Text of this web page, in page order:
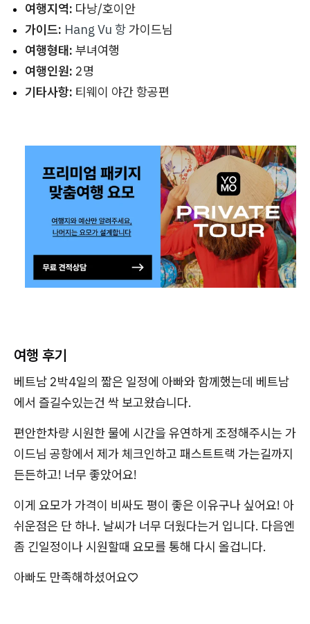
여행지역: 다낭/호이안
가이드: Hang Vu 항가이드님
여행형태: 부녀여행
여행인원: 2명
기타사항: 티웨이 야간 항공편
여행 후기
베트남 2박4일의 짧은 일정에 아빠와 함께했는데 베트남
에서 즐길수있는건 싹 보고왔습니다.
편안한차량 시원한 물에 시간을 유연하게 조정해주시는 가
이드님 공항에서 제가 체크인하고 패스트트랙 가는길까지
든든하고! 너무 좋았어요!
이게 요모가 가격이 비싸도 평이 좋은 이유구나 싶어요! 아
쉬운점은 단 하나. 날씨가 너무 더웠다는거 입니다. 다음엔
좀 긴일정이나 시원할때 요모를 통해 다시 올겁니다.
아빠도 만족해하셨어요♡